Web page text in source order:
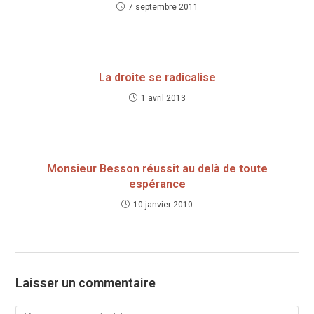
7 septembre 2011
La droite se radicalise
1 avril 2013
Monsieur Besson réussit au delà de toute
espérance
10 janvier 2010
Laisser un commentaire